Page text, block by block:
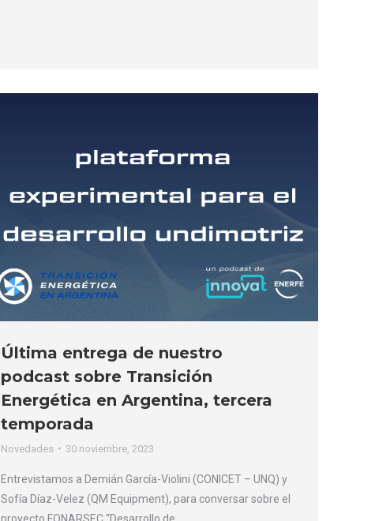
Última entrega de nuestro
podcast sobre Transición
Energética en Argentina, tercera
temporada
Novedades 30 noviembre, 2023
Entrevistamos a Demián García-Violini (CONICET – UNQ) y
Sofía Díaz-Velez (QM Equipment), para conversar sobre el
proyecto FONARSEC “Desarrollo de…